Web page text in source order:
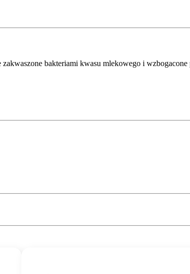
bakteriami kwasu mlekowego i wzbogacone